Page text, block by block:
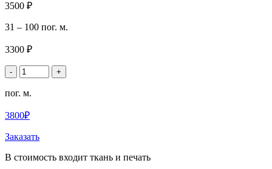
3500 ₽
31 – 100 пог. м.
3300 ₽
- +
пог. м.
3800₽
Заказать
В стоимость входит ткань и печать